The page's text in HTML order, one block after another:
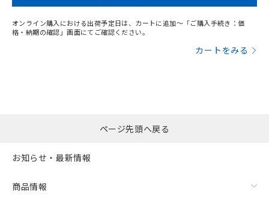
オンライン購入における出荷予定日は、カートに追加～「ご購入手続き：価
格・納期の確認」画面にてご確認ください。
カートをみる
ページ先頭へ戻る
お知らせ・最新情報
商品情報